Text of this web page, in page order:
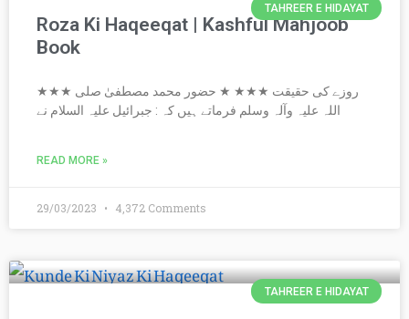
TAHREER E HIDAYAT
Roza Ki Haqeeqat | Kashful Mahjoob
Book
★★★ روزے کی حقیقت ★★★ ★ حضور محمد مصطفیٰ صلی
اللہ علیہ وآلہ وسلم فرماتے ہیں کہ : جبرائیل علیہ السلام نے
READ MORE »
29/03/2023 4,372 Comments
TAHREER E HIDAYAT